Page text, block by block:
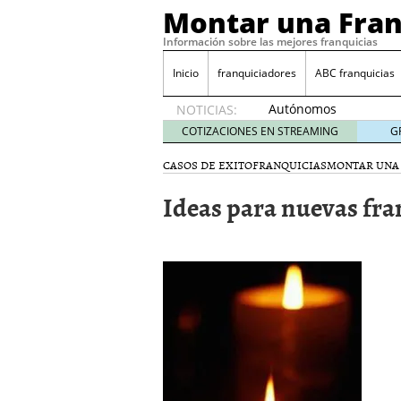
Montar una
Información sobre las mejores franquicias
Inicio franquiciadores ABC franquicias
NOTICIAS:
Autónomos
y baja
laboral
29 julio
¿Quieres ser
tener 4 julio 2014
Como crear un
COTIZACIONES EN STREAMING
CASOS DE EXITOFRANQUICIASMONTAR
Ideas para nuevas